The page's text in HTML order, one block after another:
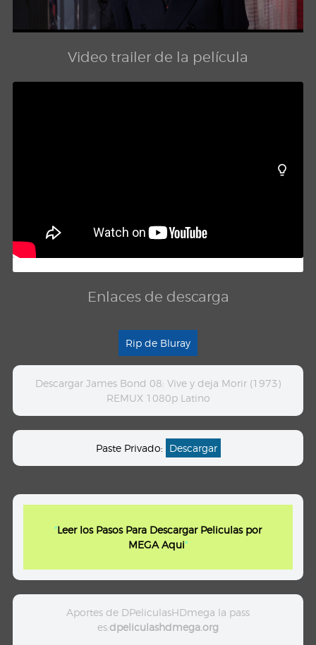
Video trailer de la película
Enlaces de descarga
Rip de Bluray
Descargar James Bond 08: Vive y deja Morir (1973)
REMUX 1080p Latino
Paste Privado: Descargar
"Leer los Pasos Para Descargar Peliculas por
MEGA Aqui"
Aportes de DPeliculasHDmega la pass
es:dpeliculashdmega.org